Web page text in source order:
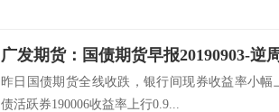
昨日国债期货全线收跌，银行间现券收益率小幅
债活跃券190006收益率上行0.9...